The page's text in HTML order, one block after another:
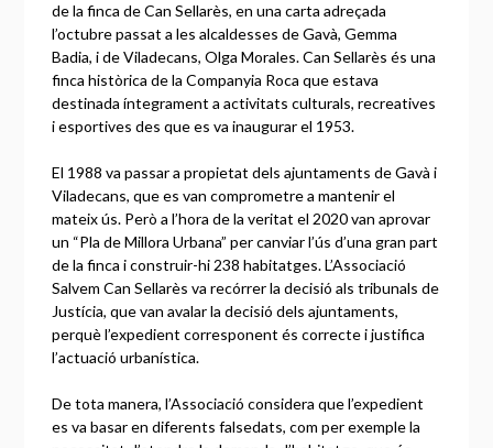
de la finca de Can Sellarès, en una carta adreçada
l’octubre passat a les alcaldesses de Gavà, Gemma
Badia, i de Viladecans, Olga Morales. Can Sellarès és una
finca històrica de la Companyia Roca que estava
destinada íntegrament a activitats culturals, recreatives
i esportives des que es va inaugurar el 1953.
El 1988 va passar a propietat dels ajuntaments de Gavà i
Viladecans, que es van comprometre a mantenir el
mateix ús. Però a l’hora de la veritat el 2020 van aprovar
un “Pla de Millora Urbana” per canviar l’ús d’una gran part
de la finca i construir-hi 238 habitatges. L’Associació
Salvem Can Sellarès va recórrer la decisió als tribunals de
Justícia, que van avalar la decisió dels ajuntaments,
perquè l’expedient corresponent és correcte i justifica
l’actuació urbanística.
De tota manera, l’Associació considera que l’expedient
es va basar en diferents falsedats, com per exemple la